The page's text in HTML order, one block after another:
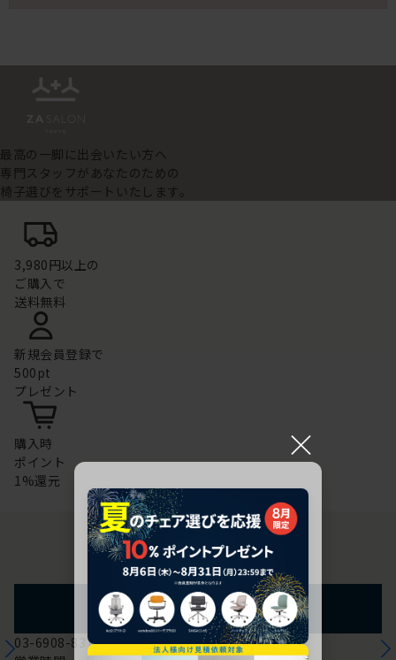
最高の一脚に出会いたい方へ
専門スタッフがあなたのための
椅子選びをサポートいたします。
3,980円以上の
ご購入で
送料無料
新規会員登録で
500pt
プレゼント
購入時
ポイント
1%還元
お問い合わせ
フォームからのお問い合わせ
03-6908-8370
×